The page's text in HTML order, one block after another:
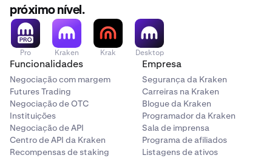
próximo nível.
Pro Kraken Krak Desktop
Funcionalidades
Negociação com margem
Futures Trading
Negociação de OTC
Instituições
Negociação de API
Centro de API da Kraken
Recompensas de staking
Empresa
Segurança da Kraken
Carreiras na Kraken
Blogue da Kraken
Programador da Kraken
Sala de imprensa
Programa de afiliados
Listagens de ativos